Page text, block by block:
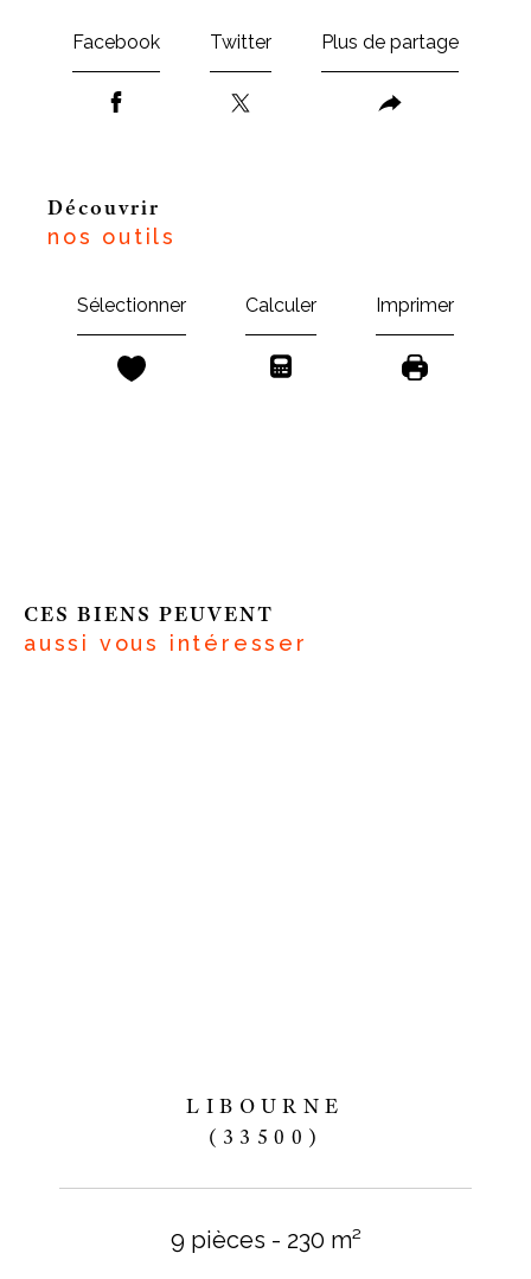
Facebook Twitter Plus de partage
découvrir
nos outils
Sélectionner Calculer Imprimer
CES BIENS PEUVENT
aussi vous intéresser
LIBOURNE
(33500)
9 pièces - 230 m²